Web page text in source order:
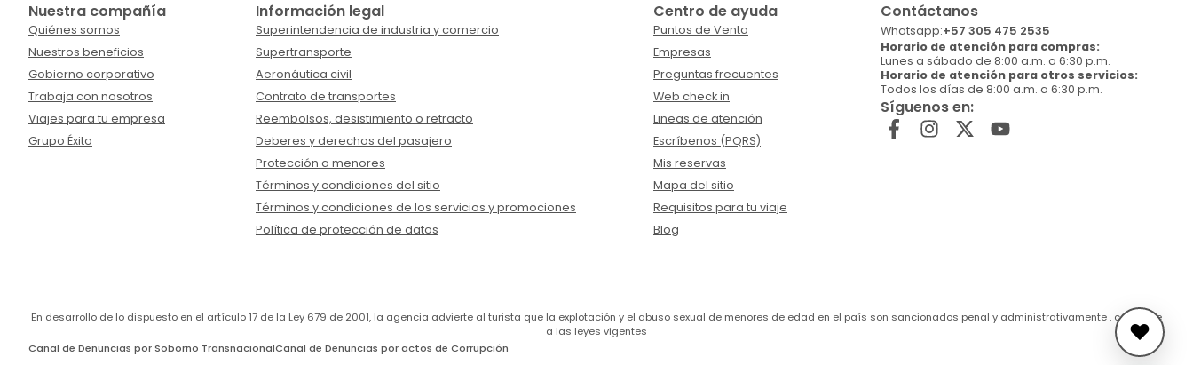
Nuestra compañía
Quiénes somos
Nuestros beneficios
Gobierno corporativo
Trabaja con nosotros
Viajes para tu empresa
Grupo Éxito
Información legal
Superintendencia de industria y comercio
Supertransporte
Aeronáutica civil
Contrato de transportes
Reembolsos, desistimiento o retracto
Deberes y derechos del pasajero
Protección a menores
Términos y condiciones del sitio
Términos y condiciones de los servicios y promociones
Política de protección de datos
Centro de ayuda
Puntos de Venta
Empresas
Preguntas frecuentes
Web check in
Lineas de atención
Escríbenos (PQRS)
Mis reservas
Mapa del sitio
Requisitos para tu viaje
Blog
Contáctanos
Whatsapp:+57 305 475 2535
Horario de atención para compras:
Lunes a sábado de 8:00 a.m. a 6:30 p.m.
Horario de atención para otros servicios:
Todos los días de 8:00 a.m. a 6:30 p.m.
Síguenos en:
En desarrollo de lo dispuesto en el artículo 17 de la Ley 679 de 2001, la agencia advierte al turista que la explotación y el abuso sexual de menores de edad en el país son sancionados penal y administrativamente , conforme
a las leyes vigentes
Canal de Denuncias por Soborno TransnacionalCanal de Denuncias por actos de Corrupción